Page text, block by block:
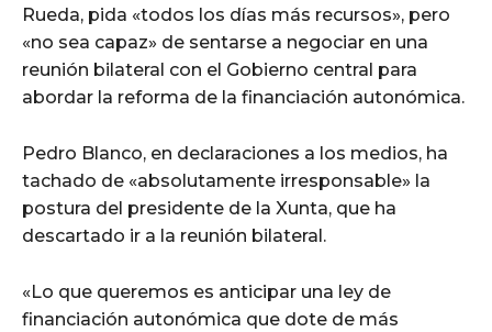
Rueda, pida «todos los días más recursos», pero
«no sea capaz» de sentarse a negociar en una
reunión bilateral con el Gobierno central para
abordar la reforma de la financiación autonómica.
Pedro Blanco, en declaraciones a los medios, ha
tachado de «absolutamente irresponsable» la
postura del presidente de la Xunta, que ha
descartado ir a la reunión bilateral.
«Lo que queremos es anticipar una ley de
financiación autonómica que dote de más